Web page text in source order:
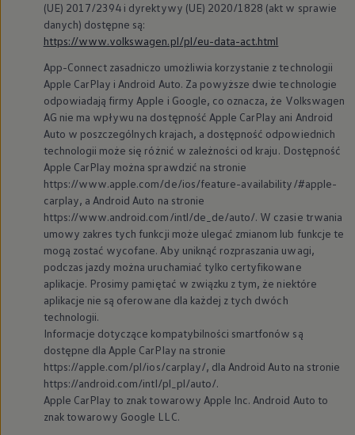
(UE) 2017/2394 i dyrektywy (UE) 2020/1828 (akt w sprawie
danych) dostępne są:
https://www.volkswagen.pl/pl/eu-data-act.html
App-Connect zasadniczo umożliwia korzystanie z technologii
Apple CarPlay i Android Auto. Za powyższe dwie technologie
odpowiadają firmy Apple i Google, co oznacza, że Volkswagen
AG nie ma wpływu na dostępność Apple CarPlay ani Android
Auto w poszczególnych krajach, a dostępność odpowiednich
technologii może się różnić w zależności od kraju. Dostępność
Apple CarPlay można sprawdzić na stronie
https://www.apple.com/de/ios/feature-availability/#apple-
carplay, a Android Auto na stronie
https://www.android.com/intl/de_de/auto/. W czasie trwania
umowy zakres tych funkcji może ulegać zmianom lub funkcje te
mogą zostać wycofane. Aby uniknąć rozpraszania uwagi,
podczas jazdy można uruchamiać tylko certyfikowane
aplikacje. Prosimy pamiętać w związku z tym, że niektóre
aplikacje nie są oferowane dla każdej z tych dwóch
technologii.
Informacje dotyczące kompatybilności smartfonów są
dostępne dla Apple CarPlay na stronie
https://apple.com/pl/ios/carplay/, dla Android Auto na stronie
https://android.com/intl/pl_pl/auto/.
Apple CarPlay to znak towarowy Apple Inc. Android Auto to
znak towarowy Google LLC.